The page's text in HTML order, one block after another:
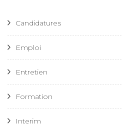
Candidatures
Emploi
Entretien
Formation
Interim